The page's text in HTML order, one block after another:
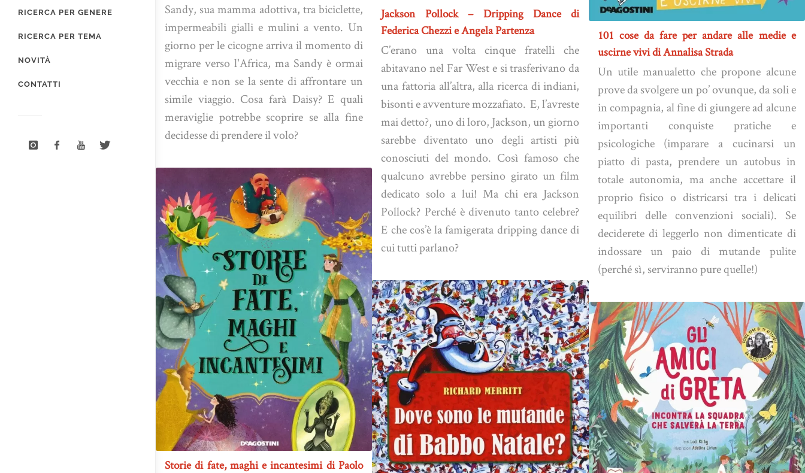
RICERCA PER GENERE
RICERCA PER TEMA
NOVITÀ
CONTATTI
Sandy, sua mamma adottiva, tra biciclette,
impermeabili gialli e mulini a vento. Un
giorno per le cicogne arriva il momento di
migrare verso l'Africa, ma Sandy è ormai
vecchia e non se la sente di affrontare un
simile viaggio. Cosa farà Daisy? E quali
meraviglie potrebbe scoprire se alla fine
decidesse di prendere il volo?
Storie di fate, maghi e incantesimi di Paolo
Jackson Pollock – Dripping Dance di
Federica Chezzi e Angela Partenza
C’erano una volta cinque fratelli che
abitavano nel Far West e si trasferivano da
una fattoria all’altra, alla ricerca di indiani,
bisonti e avventure mozzafiato. E, l’avreste
mai detto?, uno di loro, Jackson, un giorno
sarebbe diventato uno degli artisti più
conosciuti del mondo. Così famoso che
qualcuno avrebbe persino girato un film
dedicato solo a lui! Ma chi era Jackson
Pollock? Perché è divenuto tanto celebre?
E che cos’è la famigerata dripping dance di
cui tutti parlano?
101 cose da fare per andare alle medie e
uscirne vivi di Annalisa Strada
Un utile manualetto che propone alcune
prove da svolgere un po’ ovunque, da soli e
in compagnia, al fine di giungere ad alcune
importanti conquiste pratiche e
psicologiche (imparare a cucinarsi un
piatto di pasta, prendere un autobus in
totale autonomia, ma anche accettare il
proprio fisico o districarsi tra i delicati
equilibri delle convenzioni sociali). Se
deciderete di leggerlo non dimenticate di
indossare un paio di mutande pulite
(perché sì, serviranno pure quelle!)